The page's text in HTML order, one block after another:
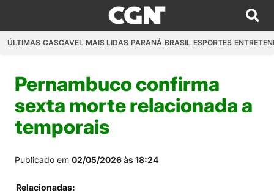
ÚLTIMAS CASCAVEL MAIS LIDAS PARANÁ BRASIL ESPORTES
Pernambuco confirma
sexta morte relacionada a
temporais
Publicado em 02/05/2026 às 18:24
Relacionadas: